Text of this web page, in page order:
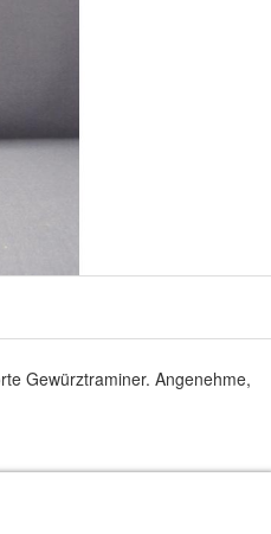
Gewürztraminer. Angenehme,